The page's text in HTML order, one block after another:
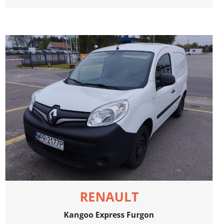
RENAULT
Kangoo Express Furgon